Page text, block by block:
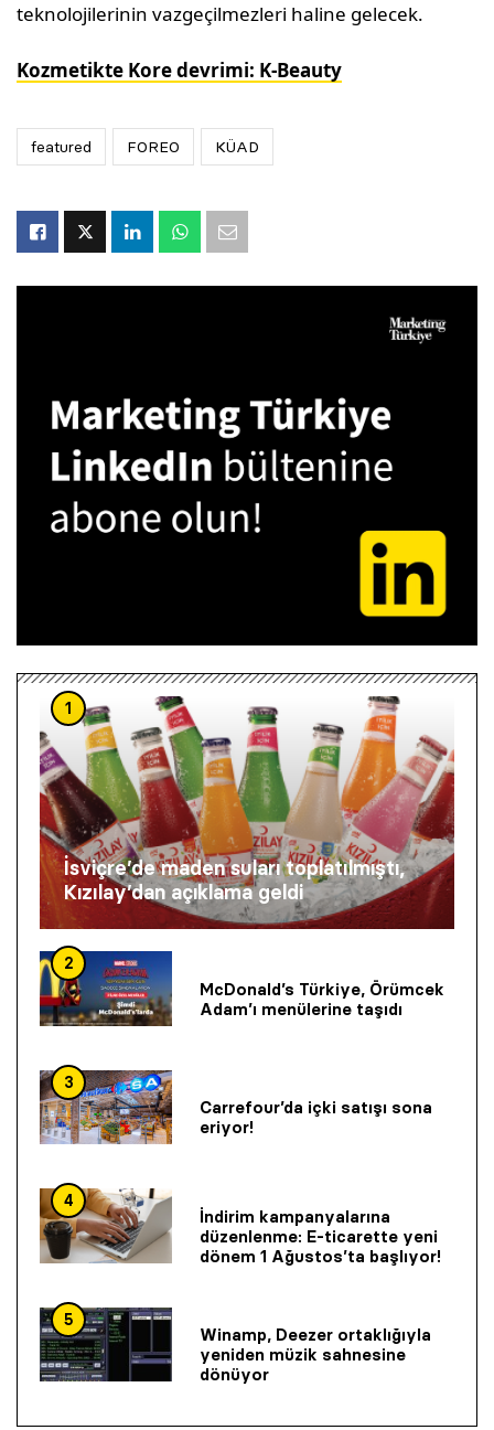
teknolojilerinin vazgeçilmezleri haline gelecek.
Kozmetikte Kore devrimi: K-Beauty
featured FOREO KÜAD
1
İsviçre’de maden suları toplatılmıştı,
Kızılay’dan açıklama geldi
2
McDonald’s Türkiye, Örümcek
Adam’ı menülerine taşıdı
3
Carrefour’da içki satışı sona
eriyor!
4
İndirim kampanyalarına
düzenlenme: E-ticarette yeni
dönem 1 Ağustos’ta başlıyor!
5
Winamp, Deezer ortaklığıyla
yeniden müzik sahnesine
dönüyor